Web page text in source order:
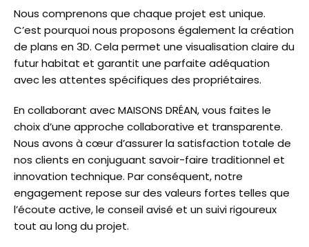
Nous comprenons que chaque projet est unique.
C’est pourquoi nous proposons également la création
de plans en 3D. Cela permet une visualisation claire du
futur habitat et garantit une parfaite adéquation
avec les attentes spécifiques des propriétaires.
En collaborant avec MAISONS DRÉAN, vous faites le
choix d’une approche collaborative et transparente.
Nous avons à cœur d’assurer la satisfaction totale de
nos clients en conjuguant savoir-faire traditionnel et
innovation technique. Par conséquent, notre
engagement repose sur des valeurs fortes telles que
l’écoute active, le conseil avisé et un suivi rigoureux
tout au long du projet.